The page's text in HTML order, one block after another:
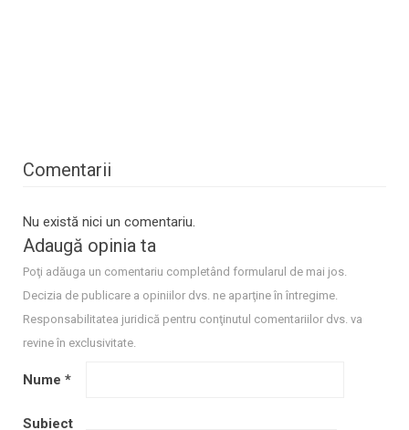
Comentarii
Nu există nici un comentariu.
Adaugă opinia ta
Poţi adăuga un comentariu completând formularul de mai jos.
Decizia de publicare a opiniilor dvs. ne aparţine în întregime.
Responsabilitatea juridică pentru conţinutul comentariilor dvs. va
revine în exclusivitate.
Nume *
Subiect